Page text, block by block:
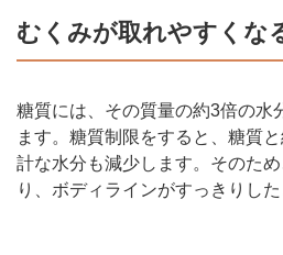
むくみが取れやすくな
糖質には、その質量の約3倍の水
ます。糖質制限をすると、糖質
計な水分も減少します。そのた
り、ボディラインがすっきりし